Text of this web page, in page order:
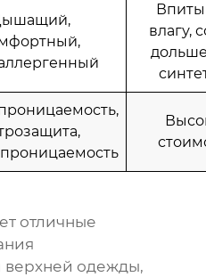
влагу,
отличные
верхней одежды,